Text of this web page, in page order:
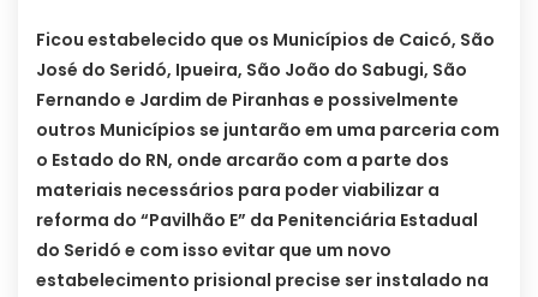
Ficou estabelecido que os Municípios de Caicó, São
José do Seridó, Ipueira, São João do Sabugi, São
Fernando e Jardim de Piranhas e possivelmente
outros Municípios se juntarão em uma parceria com
o Estado do RN, onde arcarão com a parte dos
materiais necessários para poder viabilizar a
reforma do “Pavilhão E” da Penitenciária Estadual
do Seridó e com isso evitar que um novo
estabelecimento prisional precise ser instalado na